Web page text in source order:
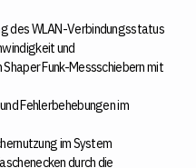
des WLAN-Verbindungsstatus
und
Funk-Messschiebern mit
Fehlerbehebungen im
im System
durch die